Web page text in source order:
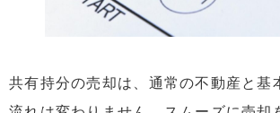
共有持分の売却は、通常の不動産と基